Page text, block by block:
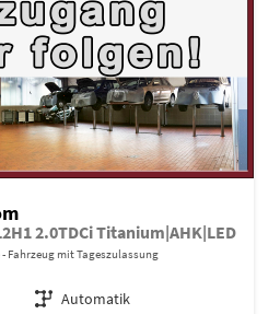
2.0TDCi Titanium|AHK|LED
Fahrzeug mit Tageszulassung
Getriebe Automatik